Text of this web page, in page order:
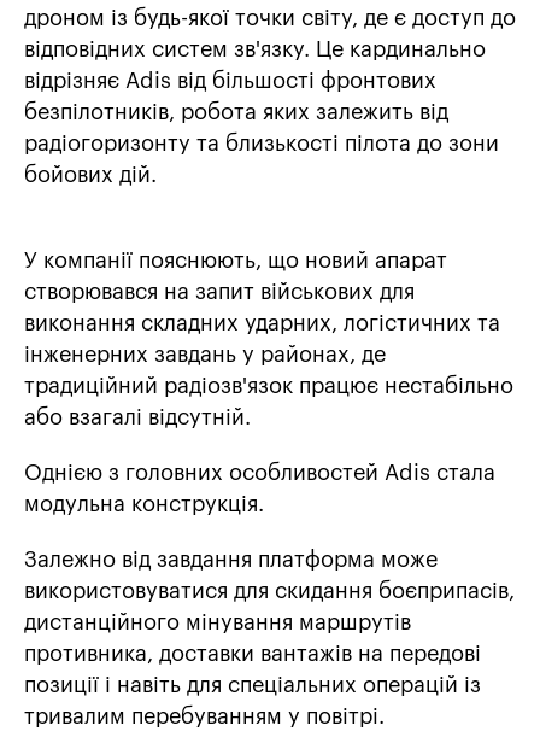
дроном із будь-якої точки світу, де є доступ до
відповідних систем зв'язку. Це кардинально
відрізняє Adis від більшості фронтових
безпілотників, робота яких залежить від
радіогоризонту та близькості пілота до зони
бойових дій.
У компанії пояснюють, що новий апарат
створювався на запит військових для
виконання складних ударних, логістичних та
інженерних завдань у районах, де
традиційний радіозв'язок працює нестабільно
або взагалі відсутній.
Однією з головних особливостей Adis стала
модульна конструкція.
Залежно від завдання платформа може
використовуватися для скидання боєприпасів,
дистанційного мінування маршрутів
противника, доставки вантажів на передові
позиції і навіть для спеціальних операцій із
тривалим перебуванням у повітрі.